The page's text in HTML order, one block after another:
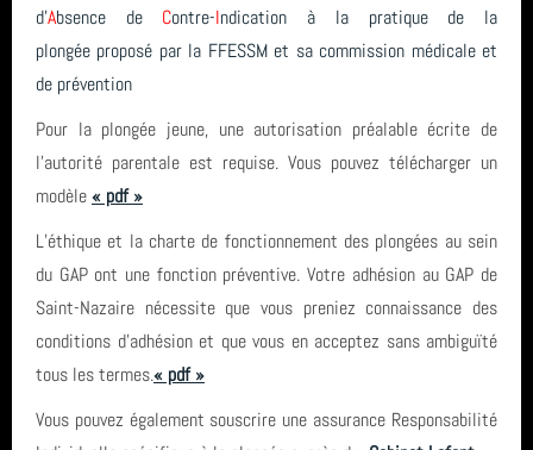
d'Absence de Contre-Indication à la pratique de la
plongée proposé par la FFESSM et sa commission médicale et
de prévention
Pour la plongée jeune, une autorisation préalable écrite de
l'autorité parentale est requise. Vous pouvez télécharger un
modèle« pdf »
L’éthique et la charte de fonctionnement des plongées au sein
du GAP ont une fonction préventive. Votre adhésion au GAP de
Saint-Nazaire nécessite que vous preniez connaissance des
conditions d’adhésion et que vous en acceptez sans ambiguïté
tous les termes.« pdf »
Vous pouvez également souscrire une assurance Responsabilité